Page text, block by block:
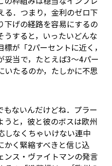
る．つまり，金利のゼロ下
下げの経路を容易にするの
うすると，いったいどんな
が「2パーセントに近く，
妥当で，たとえば3～4パー
いたるのか，たしかに不思
もないんだけどね．プラー
うと，彼と彼のボスは欧州
なくちゃいけない――連中
かく緊縮すべきと信じ込
ンス・ヴァイトマンの発言